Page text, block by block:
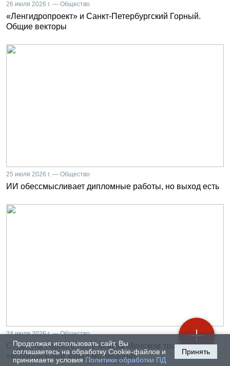
Продолжая использовать сайт, Вы
соглашаетесь на обработку Cookie-файлов и
принимаете условия Политики обработки ПД
Принять
26 июля 2026 г. — Общество
«Ленгидропроект» и Санкт-Петербургский Горный.
Общие векторы
25 июля 2026 г. — Общество
ИИ обессмысливает дипломные работы, но выход есть
24 июля 2026 г. — Общество
Студенты Горного получили на Минском тракторном
«колоссальный заряд мотивации»